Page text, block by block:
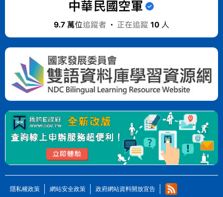
隱私權政策 網站安全政策 政府網站資料開放宣告